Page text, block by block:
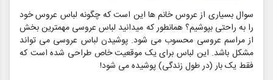
سوال بسیاری از عروس خانم ها این است که چگونه لباس عروس خود
را به راحتی بپوشیم؟ همانطور که میدانید لباس عروسی مهمترین بخش
از مراسم عروسی محسوب می شود. پوشیدن لباس عروسی می تواند
مشکل باشد. این لباس برای یک موقعیت خاص طراحی شده است که
فقط یک بار (در طول زندگی) پوشیده می شود!